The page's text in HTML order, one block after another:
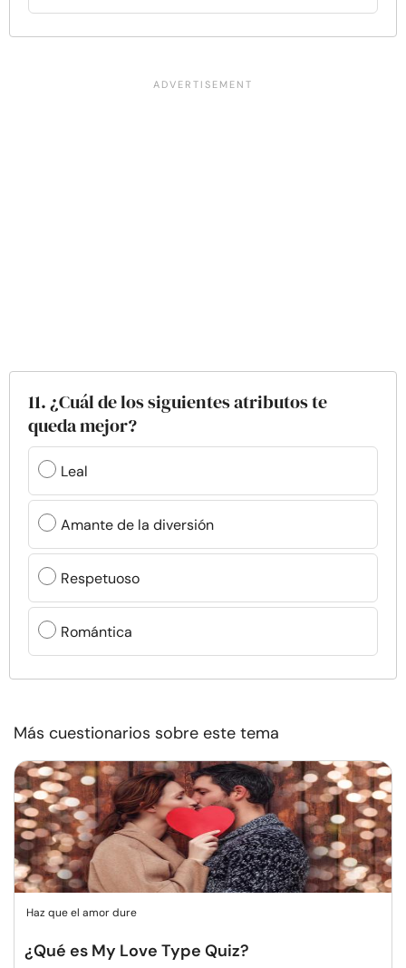
11. ¿Cuál de los siguientes atributos te
queda mejor?
Leal
Amante de la diversión
Respetuoso
Romántica
Más cuestionarios sobre este tema
Haz que el amor dure
¿Qué es My Love Type Quiz?